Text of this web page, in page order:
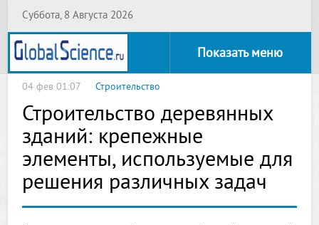
Суббота, 8 Августа 2026
Показать меню
04 фев 01:07 Строительство
Строительство деревянных
зданий: крепежные
элементы, используемые для
решения различных задач